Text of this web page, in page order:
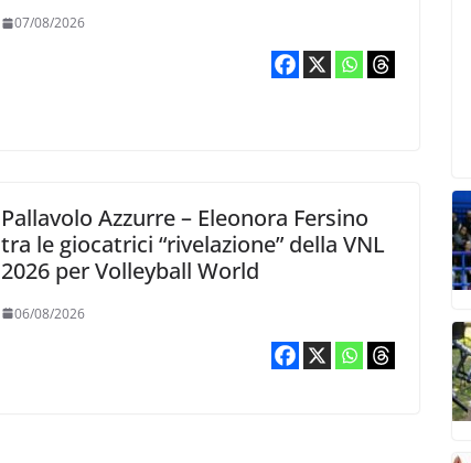
07/08/2026
Pallavolo Azzurre – Eleonora Fersino
tra le giocatrici “rivelazione” della VNL
2026 per Volleyball World
06/08/2026